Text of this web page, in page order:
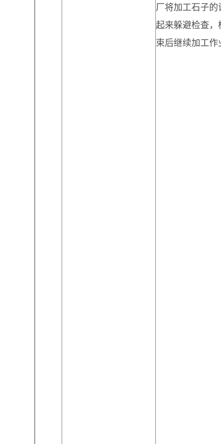
厂将加工石子的
起来躲避检查，
束后继续加工作